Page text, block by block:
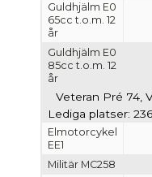
Guldhjälm E0
65cc t.o.m. 12
år
Guldhjälm E0
85cc t.o.m. 12
år
Veteran Pré 74,
Lediga platser:
Elmotorcykel
EE1
Militär MC258